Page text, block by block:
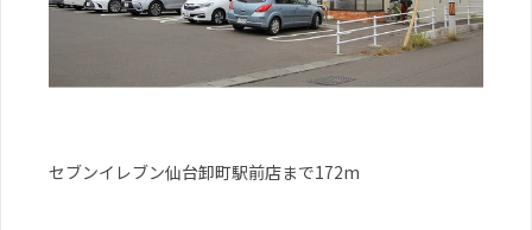
セブンイレブン仙台卸町駅前店まで172m